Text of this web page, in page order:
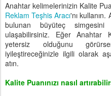
Anahtar kelimelerinizin Kalite
Reklam Teşhis Aracı'nı
bulunan büyüteç
ulaşabilirsiniz. Eğer Anahtar
yetersiz olduğunu
iyileştireceğinizle ilgili olarak
atın.
Kalite Puanınızı nasıl